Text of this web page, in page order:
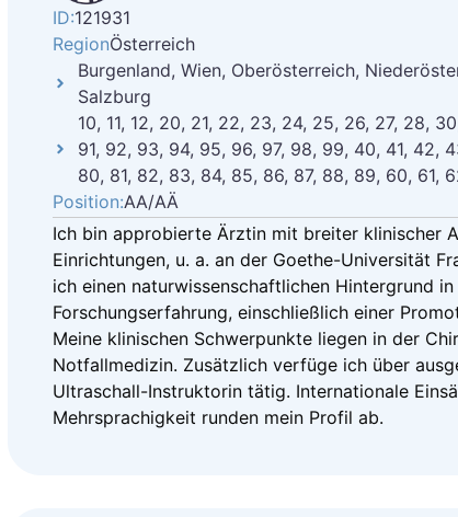
ID:121931
RegionÖsterreich
Burgenland, Wien, Oberösterreich,
Salzburg
10, 11, 12, 20, 21, 22, 23, 24, 25, 26, 27, 28,
91, 92, 93, 94, 95, 96, 97, 98, 99, 40, 41, 42,
80, 81, 82, 83, 84, 85, 86, 87, 88, 89, 60, 61,
Position:AA/AÄ
Ich bin approbierte Ärztin mit breiter klinischer
Einrichtungen, u. a. an der Goethe-Universität
ich einen naturwissenschaftlichen Hintergrund
Forschungserfahrung, einschließlich einer
Meine klinischen Schwerpunkte liegen in der
Notfallmedizin. Zusätzlich verfüge ich über
Ultraschall-Instruktorin tätig. Internationale
Mehrsprachigkeit runden mein Profil ab.